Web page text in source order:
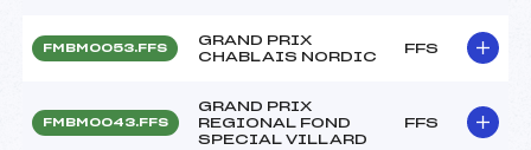
FMBM0053.FFS
GRAND PRIX
CHABLAIS NORDIC
FFS
FMBM0043.FFS
GRAND PRIX
REGIONAL FOND
SPECIAL VILLARD
FFS